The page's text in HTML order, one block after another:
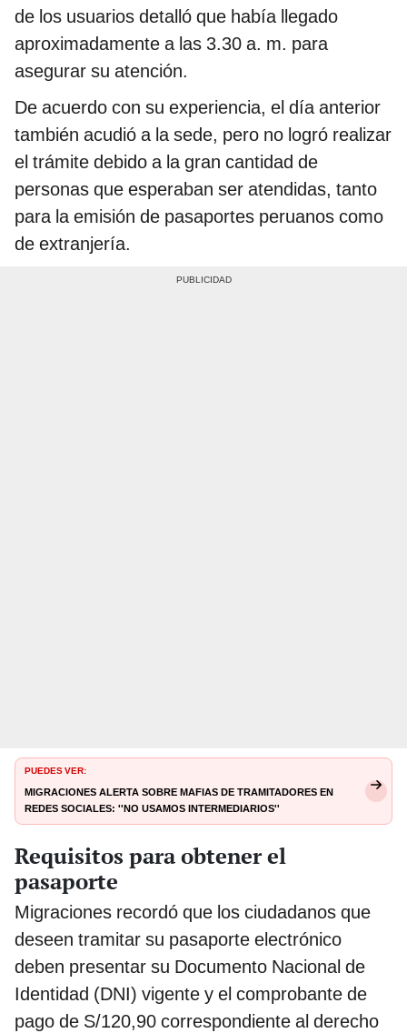
de los usuarios detalló que había llegado
aproximadamente a las 3.30 a. m. para
asegurar su atención.
De acuerdo con su experiencia, el día anterior
también acudió a la sede, pero no logró realizar
el trámite debido a la gran cantidad de
personas que esperaban ser atendidas, tanto
para la emisión de pasaportes peruanos como
de extranjería.
PUEDES VER:
Migraciones alerta sobre mafias de tramitadores en
redes sociales: ''No usamos intermediarios''
Requisitos para obtener el
pasaporte
Migraciones recordó que los ciudadanos que
deseen tramitar su pasaporte electrónico
deben presentar su Documento Nacional de
Identidad (DNI) vigente y el comprobante de
pago de S/120,90 correspondiente al derecho